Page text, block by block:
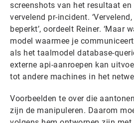
screenshots van het resultaat en
vervelend pr-incident.
beperkt’, oordeelt Reiner. ‘Maar
model waarmee je
als het taalmodel database-
externe api-aanroepen kan
tot andere machines in het
Voorbeelden te over die
zijn de manipuleren. Daarom